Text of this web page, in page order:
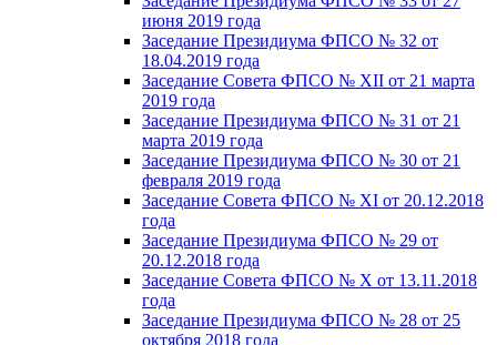
июня 2019 года
Заседание Президиума ФПСО № 32 от
18.04.2019 года
Заседание Совета ФПСО № XII от 21 марта
2019 года
Заседание Президиума ФПСО № 31 от 21
марта 2019 года
Заседание Президиума ФПСО № 30 от 21
февраля 2019 года
Заседание Совета ФПСО № XI от 20.12.2018
года
Заседание Президиума ФПСО № 29 от
20.12.2018 года
Заседание Совета ФПСО № X от 13.11.2018
года
Заседание Президиума ФПСО № 28 от 25
октября 2018 года